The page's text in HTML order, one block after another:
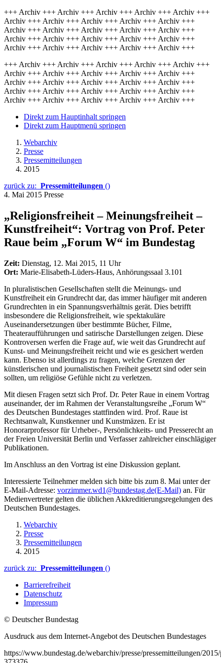
+++ Archiv +++ Archiv +++ Archiv +++ Archiv +++ Archiv +++
Archiv +++ Archiv +++ Archiv +++ Archiv +++ Archiv +++
Archiv +++ Archiv +++ Archiv +++ Archiv +++ Archiv +++
Archiv +++ Archiv +++ Archiv +++ Archiv +++ Archiv +++
Archiv +++ Archiv +++ Archiv +++ Archiv +++ Archiv +++
+++ Archiv +++ Archiv +++ Archiv +++ Archiv +++ Archiv +++
Archiv +++ Archiv +++ Archiv +++ Archiv +++ Archiv +++
Archiv +++ Archiv +++ Archiv +++ Archiv +++ Archiv +++
Archiv +++ Archiv +++ Archiv +++ Archiv +++ Archiv +++
Archiv +++ Archiv +++ Archiv +++ Archiv +++ Archiv +++
Direkt zum Hauptinhalt springen
Direkt zum Hauptmenü springen
Webarchiv
Presse
Pressemitteilungen
2015
zurück zu: Pressemitteilungen ()
4. Mai 2015 Presse
„Religionsfreiheit – Meinungsfreiheit –
Kunstfreiheit“: Vortrag von Prof. Peter
Raue beim „Forum W“ im Bundestag
Zeit: Dienstag, 12. Mai 2015, 11 Uhr
Ort: Marie-Elisabeth-Lüders-Haus, Anhörungssaal 3.101
In pluralistischen Gesellschaften stellt die Meinungs- und
Kunstfreiheit ein Grundrecht dar, das immer häufiger mit anderen
Grundrechten in ein Spannungsverhältnis gerät. Dies betrifft
insbesondere die Religionsfreiheit, wie spektakuläre
Auseinandersetzungen über bestimmte Bücher, Filme,
Theateraufführungen und satirische Darstellungen zeigen. Diese
Kontroversen werfen die Frage auf, wie weit das Grundrecht auf
Kunst- und Meinungsfreiheit reicht und wie es gesichert werden
kann. Ebenso ist allerdings zu fragen, welche Grenzen der
künstlerischen und journalistischen Freiheit gesetzt sind oder sein
sollten, um religiöse Gefühle nicht zu verletzen.
Mit diesen Fragen setzt sich Prof. Dr. Peter Raue in einem Vortrag
auseinander, der im Rahmen der Veranstaltungsreihe „Forum W“
des Deutschen Bundestages stattfinden wird. Prof. Raue ist
Rechtsanwalt, Kunstkenner und Kunstmäzen. Er ist
Honorarprofessor für Urheber-, Persönlichkeits- und Presserecht an
der Freien Universität Berlin und Verfasser zahlreicher einschlägiger
Publikationen.
Im Anschluss an den Vortrag ist eine Diskussion geplant.
Interessierte Teilnehmer melden sich bitte bis zum 8. Mai unter der
E-Mail-Adresse: vorzimmer.wd1@bundestag.de(E-Mail) an. Für
Medienvertreter gelten die üblichen Akkreditierungsregelungen des
Deutschen Bundestages.
Webarchiv
Presse
Pressemitteilungen
2015
zurück zu: Pressemitteilungen ()
Barrierefreiheit
Datenschutz
Impressum
© Deutscher Bundestag
Ausdruck aus dem Internet-Angebot des Deutschen Bundestages
https://www.bundestag.de/webarchiv/presse/pressemitteilungen/